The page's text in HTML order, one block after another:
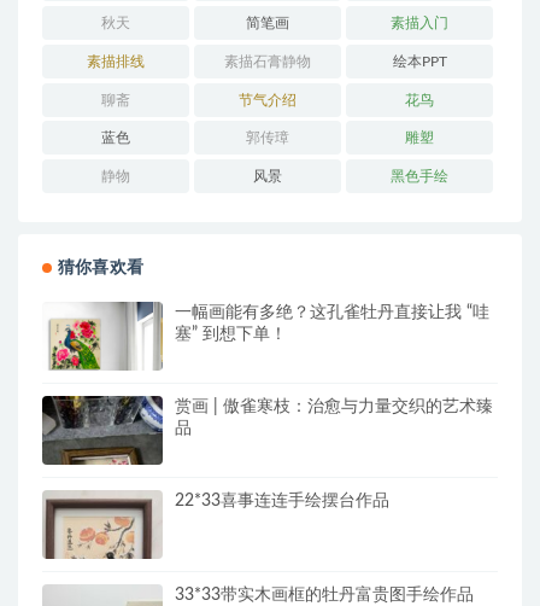
秋天 简笔画 素描入门
素描排线 素描石膏静物 绘本PPT
聊斋 节气介绍 花鸟
蓝色 郭传璋 雕塑
静物 风景 黑色手绘
猜你喜欢看
一幅画能有多绝？这孔雀牡丹直接让我 “哇
塞” 到想下单！
赏画 | 傲雀寒枝：治愈与力量交织的艺术臻
品
22*33喜事连连手绘摆台作品
33*33带实木画框的牡丹富贵图手绘作品